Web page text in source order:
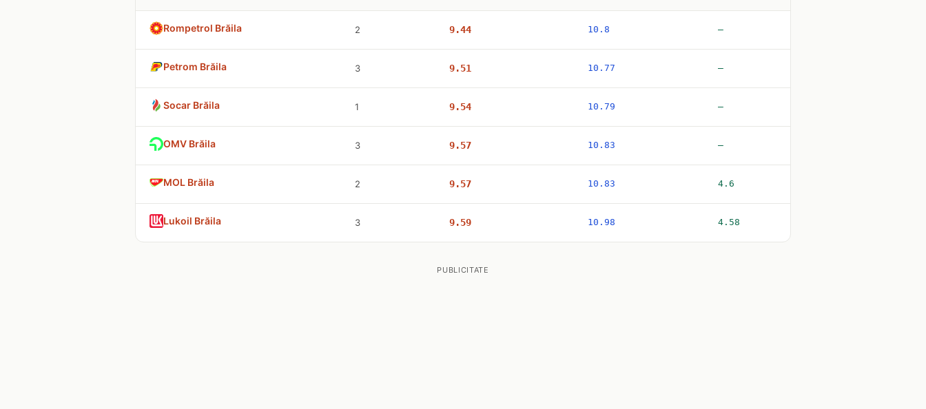
Rompetrol Brăila 2 9.44 10.8 —
Petrom Brăila 3 9.51 10.77 —
Socar Brăila 1 9.54 10.79 —
OMV Brăila 3 9.57 10.83 —
MOL Brăila 2 9.57 10.83 4.6
Lukoil Brăila 3 9.59 10.98 4.58
PUBLICITATE